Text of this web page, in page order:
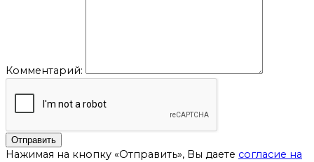
Комментарий:
Отправить
Нажимая на кнопку «Отправить», Вы даете согласие на